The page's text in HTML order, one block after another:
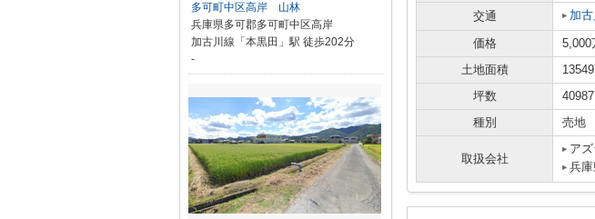
交通
加
価格 5,000
土地面積
坪数
種別
売地
取扱会社
ア
兵
多可町中区高岸 山林
兵庫県多可郡多可町中区高岸
加古川線「本黒田」駅 徒歩202分
-